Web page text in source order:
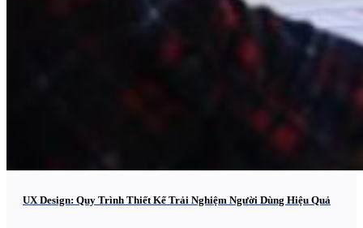
UX Design: Quy Trình Thiết Kế Trải Nghiệm Người Dùng Hiệu Quả